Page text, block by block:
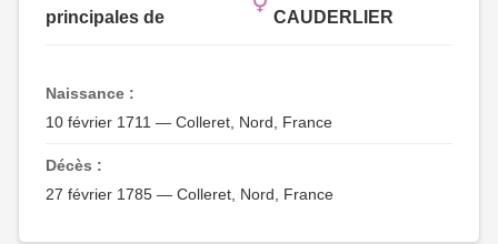
principales de
CAUDERLIER
Naissance :
10 février 1711 — Colleret, Nord, France
Décès :
27 février 1785 — Colleret, Nord, France